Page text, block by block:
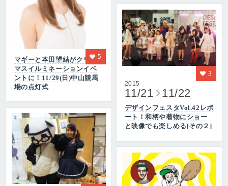
マギーと本田望結がクリス
マスイルミネーションイベ
ントに！11/29(日)中山競馬
場の点灯式
5
2015
11/21 11/22
デザインフェスタVol.42レポ
ート！和柄や着物にショー
と映像でも楽しめる[その２]
3